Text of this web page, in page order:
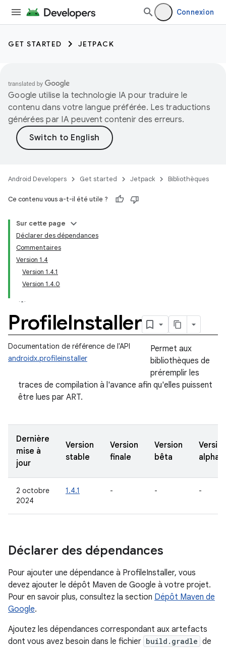
Connexion
GET STARTED JETPACK
Google utilise la technologie IA pour traduire le
contenu dans votre langue préférée. Les traductions
générées par IA peuvent contenir des erreurs.
Android Developers Get started Jetpack Bibliothèques
Ce contenu vous a-t-il été utile ?
Sur cette page
Déclarer des dépendances
Commentaires
Version 1.4
Version 1.4.1
Version 1.4.0
ProfileInstaller
Documentation de référence de l'API
androidx.profileinstaller
Permet aux
bibliothèques de
préremplir les
traces de compilation à l'avance afin qu'elles puissent
être lues par ART.
Dernière
mise à
jour
Version
stable
Version
finale
Version
bêta
alpha
2 octobre
2024
1.4.1 - - -
Déclarer des dépendances
Pour ajouter une dépendance à ProfileInstaller, vous
devez ajouter le dépôt Maven de Google à votre projet.
Pour en savoir plus, consultez la section Dépôt Maven de
Google.
Ajoutez les dépendances correspondant aux artefacts
dont vous avez besoin dans le fichier build.gradle de